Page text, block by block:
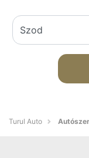
Turul Auto